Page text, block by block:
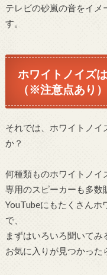
テレビの砂嵐の音をイメ
す。
ホワイトノイズ
（※注意点あり）
それでは、ホワイトノイ
か？
何種類ものホワイトノイ
専用のスピーカーも多数
YouTubeにもたくさんホ
で、
まずはいろいろ聞いてみ
お気に入りが見つかった